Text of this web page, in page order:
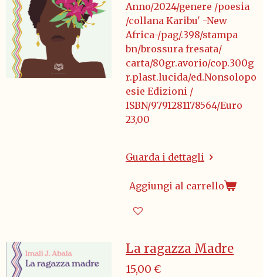
Anno/2024/genere /poesia
/collana Karibu' -New
Africa-/pag/.398/stampa
bn/brossura fresata/
carta/80gr.avorio/cop.300g
r.plast.lucida/ed.Nonsolopo
esie Edizioni /
ISBN/9791281178564/Euro
23,00
Guarda i dettagli
Aggiungi al carrello
La ragazza Madre
15,00 €